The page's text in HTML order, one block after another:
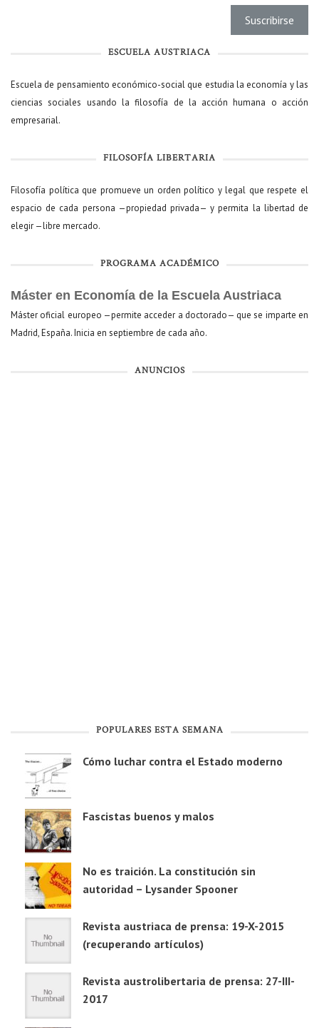
ESCUELA AUSTRIACA
Escuela de pensamiento económico-social que estudia la economía y las
ciencias sociales usando la filosofía de la acción humana o acción
empresarial.
FILOSOFÍA LIBERTARIA
Filosofía política que promueve un orden político y legal que respete el
espacio de cada persona —propiedad privada— y permita la libertad de
elegir —libre mercado.
PROGRAMA ACADÉMICO
Máster en Economía de la Escuela Austriaca
Máster oficial europeo —permite acceder a doctorado— que se imparte en
Madrid, España. Inicia en septiembre de cada año.
ANUNCIOS
POPULARES ESTA SEMANA
Cómo luchar contra el Estado moderno
Fascistas buenos y malos
No es traición. La constitución sin
autoridad – Lysander Spooner
Revista austriaca de prensa: 19-X-2015
(recuperando artículos)
Revista austrolibertaria de prensa: 27-III-
2017